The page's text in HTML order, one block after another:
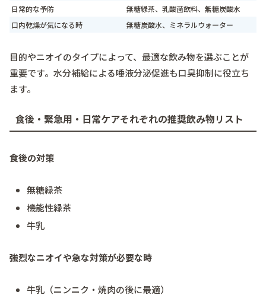
日常的な予防
無糖緑茶、乳酸菌飲料、無糖炭酸水
口内乾燥が気になる時
無糖炭酸水、ミネラルウォーター
目的やニオイのタイプによって、最適な飲み物を選ぶことが
重要です。水分補給による唾液分泌促進も口臭抑制に役立ち
ます。
食後・緊急用・日常ケアそれぞれの推奨飲み物リスト
食後の対策
無糖緑茶
機能性緑茶
牛乳
強烈なニオイや急な対策が必要な時
牛乳（ニンニク・焼肉の後に最適）